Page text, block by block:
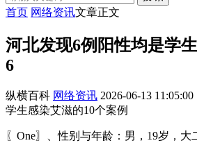
首页 网络资讯文章正文
河北发现6例阳性均是学
6
纵横百科 网络资讯 2026-06-13 11:05:00
学生感染艾滋的10个案例
〖One〗、性别与年龄：男，19岁，